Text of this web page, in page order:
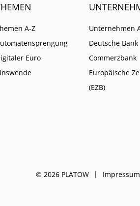
A-Z
Euro
Unternehmen
Deutsche Bank
Commerzbank
Europäische
(EZB)
© 2026 PLATOW Impressum